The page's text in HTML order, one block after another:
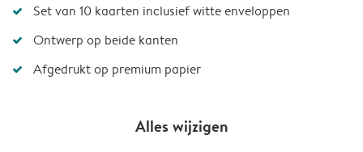
Set van 10 kaarten inclusief witte enveloppen
Ontwerp op beide kanten
Afgedrukt op premium papier
Alles wijzigen